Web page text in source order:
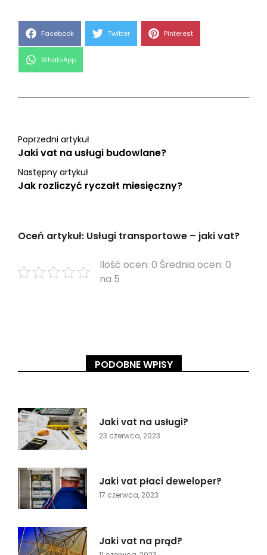
Share
Facebook Share
Twitter Share
Pinterest
Share
WhatsApp
Poprzedni artykuł
Jaki vat na usługi budowlane?
Następny artykuł
Jak rozliczyć ryczałt miesięczny?
Oceń artykuł: Usługi transportowe – jaki vat?
Ilość ocen: 0 Średnia ocen: 0
na 5
PODOBNE WPISY
Jaki vat na usługi?
23 czerwca, 2023
Jaki vat płaci deweloper?
17 czerwca, 2023
Jaki vat na prąd?